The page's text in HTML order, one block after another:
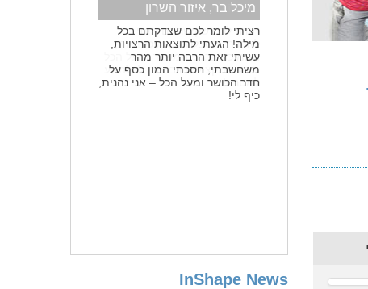
מיכל בר, איזור השרון
רציתי לומר לכם שצדקתם בכל
מילה! הגעתי לתוצאות הרצויות,
עשיתי זאת הרבה יותר מהר
משחשבתי, חסכתי המון כסף על
חדר הכושר ומעל הכל – אני נהנית,
כיף לי!
InShape News